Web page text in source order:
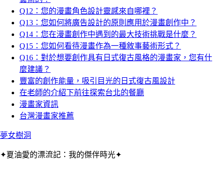
Q12：您的漫畫角色設計靈感來自哪裡？
Q13：您如何將廣告設計的原則應用於漫畫創作中？
Q14：您在漫畫創作中遇到的最大技術挑戰是什麼？
Q15：您如何看待漫畫作為一種敘事藝術形式？
Q16：對於想要創作具有日式復古風格的漫畫家，您有什
麼建議？
豐富的創作能量，吸引目光的日式復古風設計
在老師的介紹下前往探索台北的餐廳
漫畫家資訊
台灣漫畫家推薦
夢女樹洞
✦夏油愛的漂流記：我的傑伴時光✦